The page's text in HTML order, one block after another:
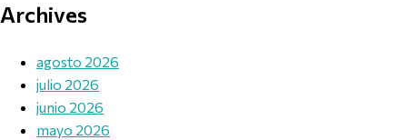
Archives
agosto 2026
julio 2026
junio 2026
mayo 2026